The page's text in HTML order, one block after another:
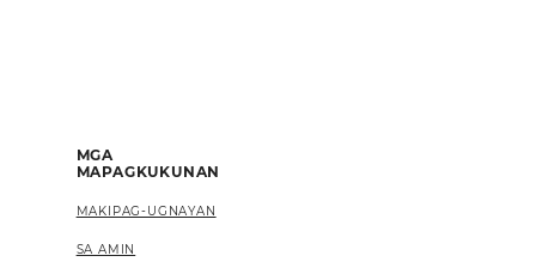
MGA
MAPAGKUKUNAN
MAKIPAG-UGNAYAN
SA AMIN